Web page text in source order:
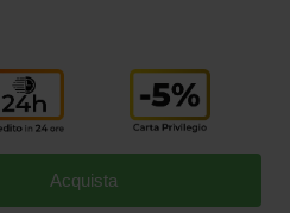
Acquista